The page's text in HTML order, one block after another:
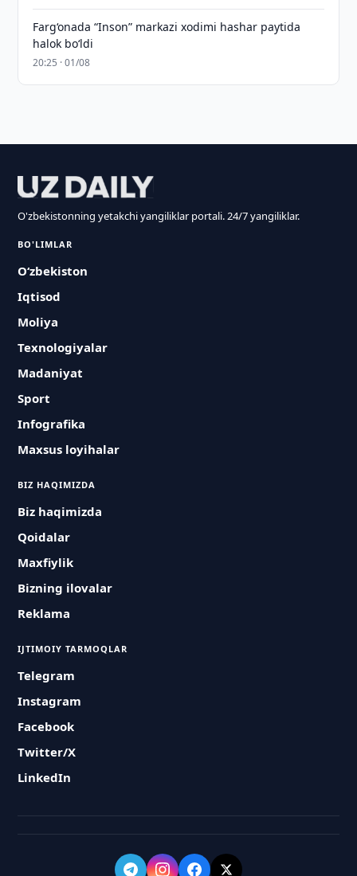
Farg‘onada “Inson” markazi xodimi hashar paytida
halok bo‘ldi
20:25 · 01/08
O'zbekistonning yetakchi yangiliklar portali. 24/7 yangiliklar.
BO'LIMLAR
O‘zbekiston
Iqtisod
Moliya
Texnologiyalar
Madaniyat
Sport
Infografika
Maxsus loyihalar
BIZ HAQIMIZDA
Biz haqimizda
Qoidalar
Maxfiylik
Bizning ilovalar
Reklama
IJTIMOIY TARMOQLAR
Telegram
Instagram
Facebook
Twitter/X
LinkedIn